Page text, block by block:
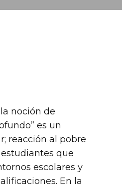
noción de
es un
reacción al pobre
que
escolares y
En la